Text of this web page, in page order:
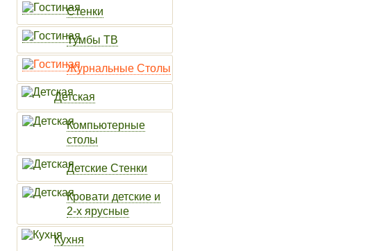
Стенки
Тумбы ТВ
Журнальные Столы
Детская
Компьютерные
столы
Детские Стенки
Кровати детские и
2-х ярусные
Кухня